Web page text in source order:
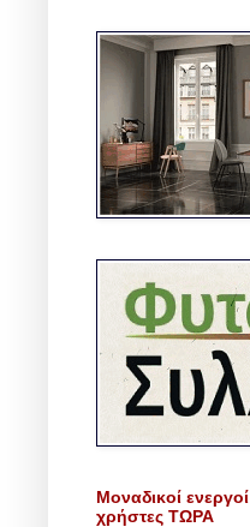
Μοναδικοί ενεργοί
χρήστες ΤΩΡΑ